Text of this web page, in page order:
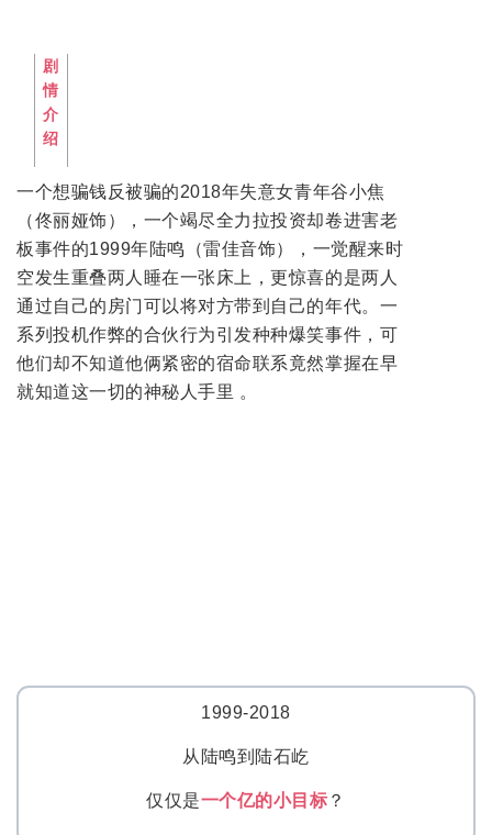
剧
情
介
绍
一个想骗钱反被骗的2018年失意女青年谷小焦
（佟丽娅饰），一个竭尽全力拉投资却卷进害老
板事件的1999年陆鸣（雷佳音饰），一觉醒来时
空发生重叠两人睡在一张床上，更惊喜的是两人
通过自己的房门可以将对方带到自己的年代。一
系列投机作弊的合伙行为引发种种爆笑事件，可
他们却不知道他俩紧密的宿命联系竟然掌握在早
就知道这一切的神秘人手里 。
1999-2018
从陆鸣到陆石屹
仅仅是一个亿的小目标 ？